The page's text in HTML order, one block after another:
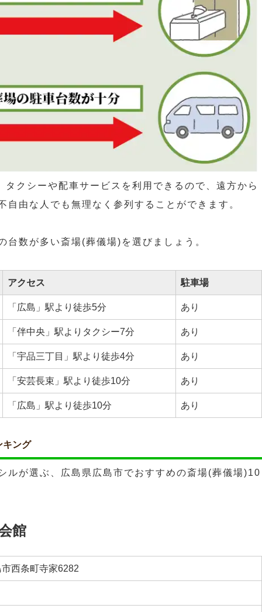
クシーや配車サービスを利用できるので、遠方から
自由な人でも無理なく参列することができます。
台数が多い斎場(葬儀場)を選びましょう。
アクセス 駐車場
「広島」駅より徒歩5分 あり
「伴中央」駅よりタクシー7分 あり
「宇品三丁目」駅より徒歩4分 あり
「安芸長束」駅より徒歩10分 あり
「広島」駅より徒歩10分 あり
キング
ルが選ぶ、広島県広島市でおすすめの斎場(葬儀場)10
館
西条町寺家6282